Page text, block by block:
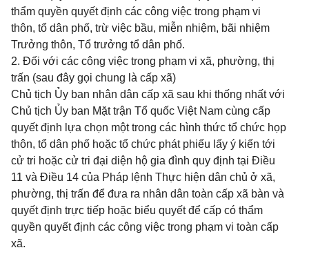
thẩm quyền quyết định các công việc trong phạm vi
thôn, tổ dân phố, trừ việc bầu, miễn nhiệm, bãi nhiệm
Trưởng thôn, Tổ trưởng tổ dân phố.
2. Đối với các công việc trong phạm vi xã, phường, thị
trấn (sau đây gọi chung là cấp xã)
Chủ tịch Ủy ban nhân dân cấp xã sau khi thống nhất với
Chủ tịch Ủy ban Mặt trận Tổ quốc Việt Nam cùng cấp
quyết định lựa chọn một trong các hình thức tổ chức họp
thôn, tổ dân phố hoặc tổ chức phát phiếu lấy ý kiến tới
cử tri hoặc cử tri đại diện hộ gia đình quy định tại Điều
11 và Điều 14 của Pháp lệnh Thực hiện dân chủ ở xã,
phường, thị trấn để đưa ra nhân dân toàn cấp xã bàn và
quyết định trực tiếp hoặc biểu quyết để cấp có thẩm
quyền quyết định các công việc trong phạm vi toàn cấp
xã.